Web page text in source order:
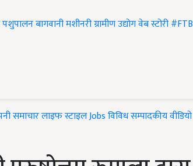
पशुपालनबागवानीमशीनरीग्रामीण उद्योगवेब स्टोरी#FTB
समाचारलाइफ स्टाइलJobsविविधसम्पादकीयवीडियो